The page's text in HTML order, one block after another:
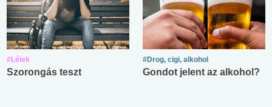
#Lélek
Szorongás teszt
#Drog, cigi, alkohol
Gondot jelent az alkohol?